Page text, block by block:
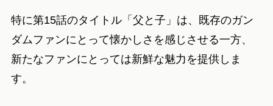
特に第15話のタイトル「父と子」は、既存のガン
ダムファンにとって懐かしさを感じさせる一方、
新たなファンにとっては新鮮な魅力を提供しま
す。